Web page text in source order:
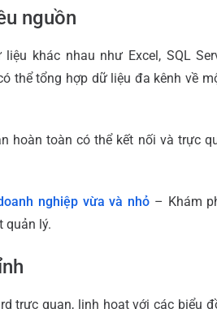
nguồn
khác nhau như Excel, SQL
thể tổng hợp dữ liệu đa kênh về
hoàn toàn có thể kết nối và trực
nghiệp vừa và nhỏ – Khám
quản lý.
trực quan, linh hoạt với các biểu